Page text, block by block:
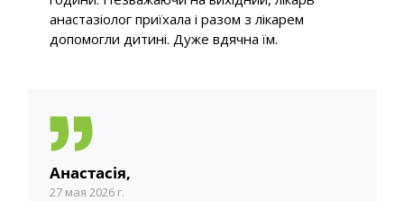
анастазіолог приїхала і разом з лікарем
допомогли дитині. Дуже вдячна їм.
Анастасія,
27 мая 2026 г.